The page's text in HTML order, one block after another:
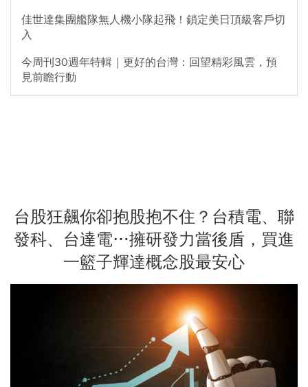
佳世達集團艦隊無人機小隊起飛！鎖定美日頂級客戶切
入
今周刊30週年特輯｜更好的台灣：回望精彩風雲，預
見前瞻行動
台股狂飆你卻抱股抱不住？台積電、聯
發科、台達電…擁研發力當後盾，買進
一籃子輝達概念股最安心